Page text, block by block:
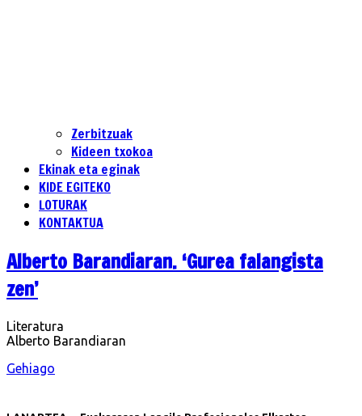
Zerbitzuak
Kideen txokoa
Ekinak eta eginak
KIDE EGITEKO
LOTURAK
KONTAKTUA
Alberto Barandiaran. ‘Gurea falangista
zen’
Literatura
Alberto Barandiaran
Gehiago